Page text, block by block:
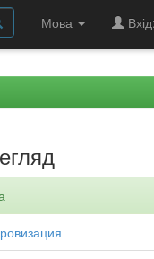
Мова Вхід: